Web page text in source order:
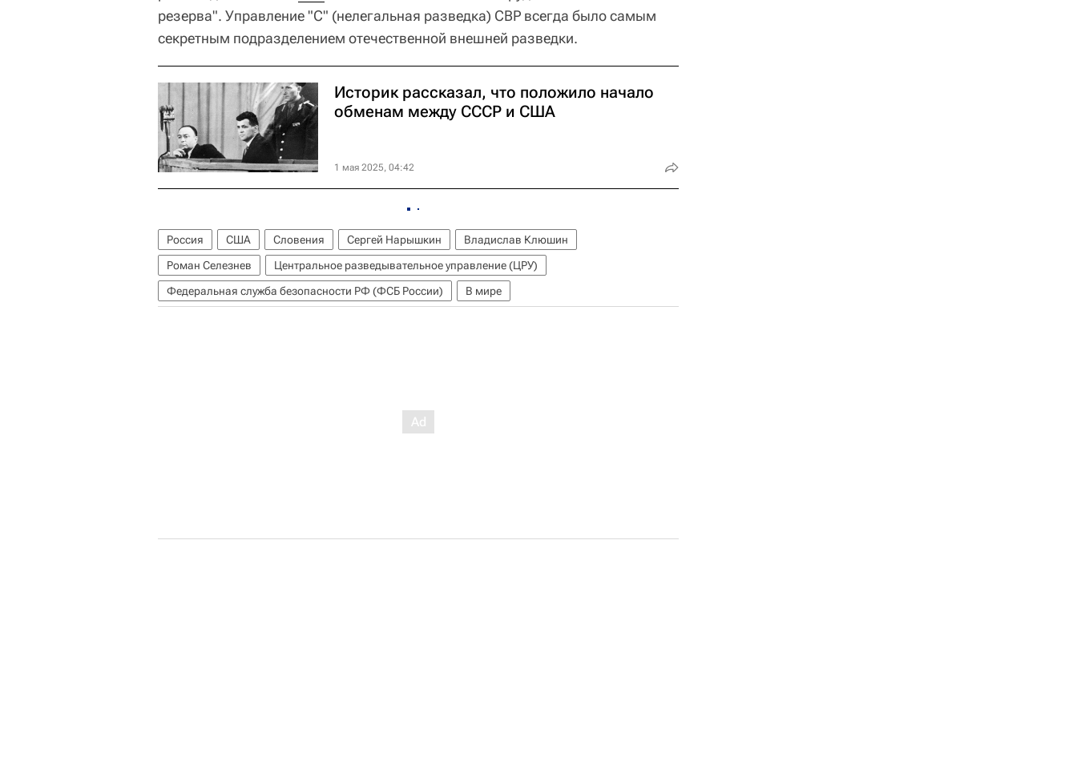
резерва". Управление "С" (нелегальная разведка) СВР всегда было самым
секретным подразделением отечественной внешней разведки.
Историк рассказал, что положило начало
обменам между СССР и США
1 мая 2025, 04:42
Россия США Словения Сергей Нарышкин
Владислав Клюшин
Роман Селезнев
Центральное разведывательное управление (ЦРУ)
Федеральная служба безопасности РФ (ФСБ России)
В мире